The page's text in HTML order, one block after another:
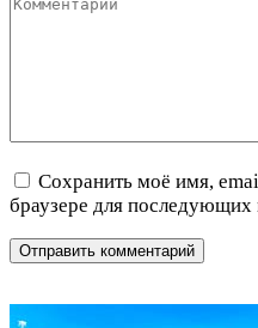
Сохранить моё имя,
браузере для